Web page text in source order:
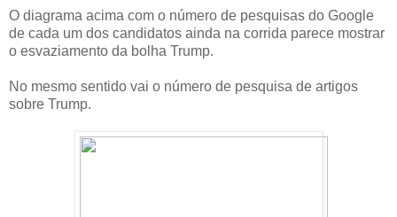
O diagrama acima com o número de pesquisas do Google
de cada um dos candidatos ainda na corrida parece mostrar
o esvaziamento da bolha Trump.
No mesmo sentido vai o número de pesquisa de artigos
sobre Trump.